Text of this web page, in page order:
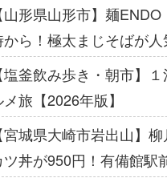
山形県山形市】麺
から！極太まじそばが
塩釜飲み歩き・朝市】
メ旅【2026年版】
宮城県大崎市岩出山】
ツ丼が950円！有備館駅